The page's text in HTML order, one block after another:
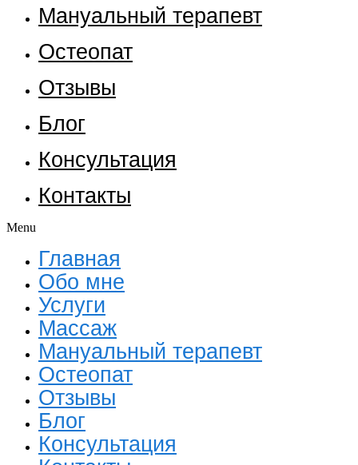
Мануальный терапевт
Остеопат
Отзывы
Блог
Консультация
Контакты
Menu
Главная
Обо мне
Услуги
Массаж
Мануальный терапевт
Остеопат
Отзывы
Блог
Консультация